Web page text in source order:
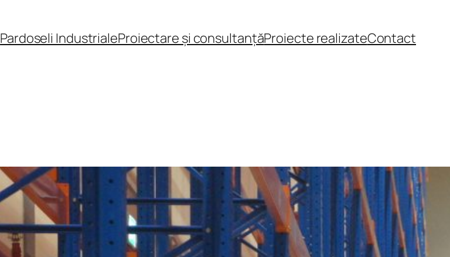
Pardoseli IndustrialeProiectare și consultanțăProiecte realizateContact